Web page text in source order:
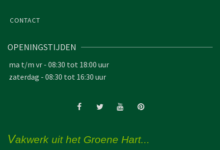
CONTACT
OPENINGSTIJDEN
ma t/m vr - 08:30 tot 18:00 uur
zaterdag - 08:30 tot 16:30 uur
Vakwerk uit het Groene Hart...